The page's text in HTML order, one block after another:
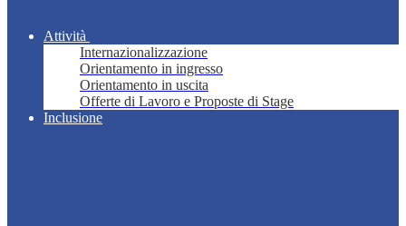
Attività
Internazionalizzazione
Orientamento in ingresso
Orientamento in uscita
Offerte di Lavoro e Proposte di Stage
Inclusione